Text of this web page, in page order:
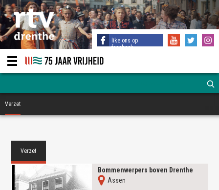
like ons op
facebook
Verzet
Verzet
Bommenwerpers boven Drenthe
Assen